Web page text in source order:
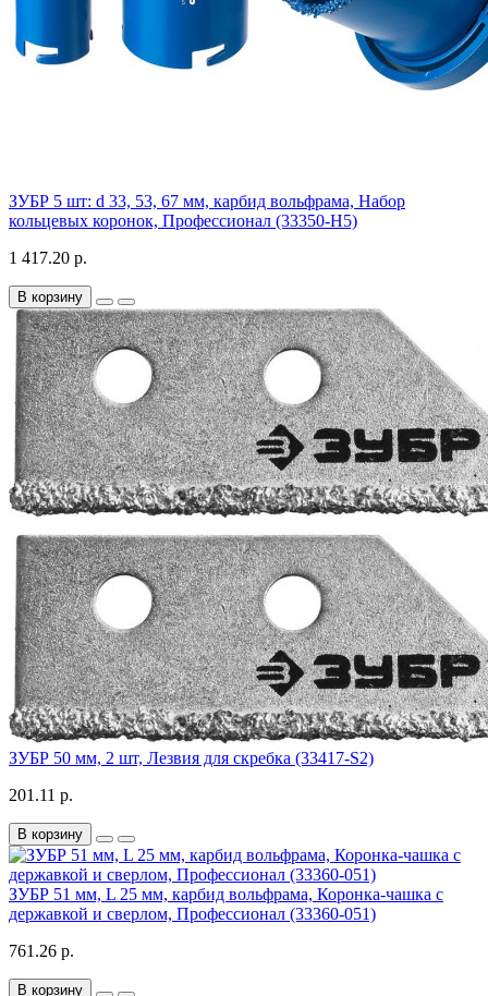
ЗУБР 5 шт: d 33, 53, 67 мм, карбид вольфрама, Набор
кольцевых коронок, Профессионал (33350-H5)
1 417.20 р.
В корзину
ЗУБР 50 мм, 2 шт, Лезвия для скребка (33417-S2)
201.11 р.
В корзину
ЗУБР 51 мм, L 25 мм, карбид вольфрама, Коронка-чашка с
державкой и сверлом, Профессионал (33360-051)
761.26 р.
В корзину